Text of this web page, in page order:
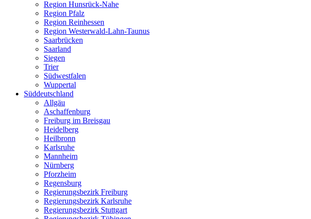
Region Hunsrück-Nahe
Region Pfalz
Region Reinhessen
Region Westerwald-Lahn-Taunus
Saarbrücken
Saarland
Siegen
Trier
Südwestfalen
Wuppertal
Süddeutschland
Allgäu
Aschaffenburg
Freiburg im Breisgau
Heidelberg
Heilbronn
Karlsruhe
Mannheim
Nürnberg
Pforzheim
Regensburg
Regierungsbezirk Freiburg
Regierungsbezirk Karlsruhe
Regierungsbezirk Stuttgart